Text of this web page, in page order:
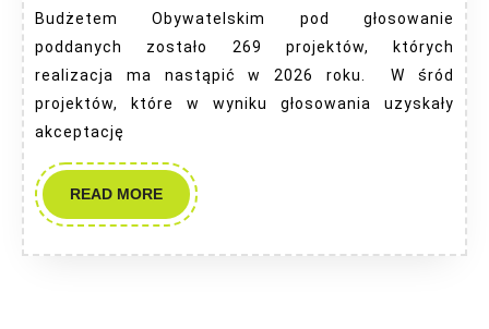
Budżetem Obywatelskim pod głosowanie
poddanych zostało 269 projektów, których
realizacja ma nastąpić w 2026 roku. W śród
projektów, które w wyniku głosowania uzyskały
akceptację
READ MOREREAD
MORE